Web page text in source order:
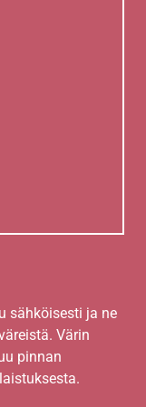
sähköisesti ja ne
Värin
pinnan